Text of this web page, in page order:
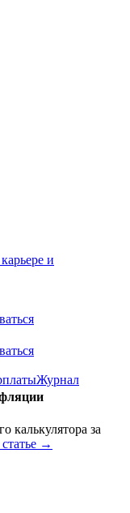
и
Журнал
калькулятора за
статье →